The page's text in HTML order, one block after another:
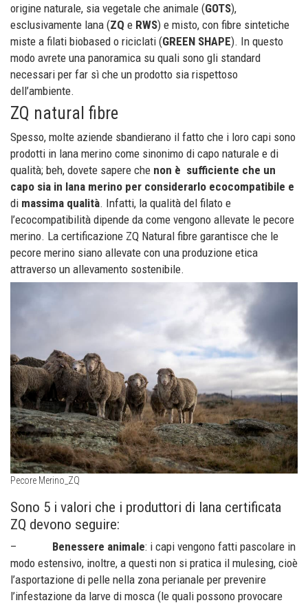
origine naturale, sia vegetale che animale (GOTS),
esclusivamente lana (ZQ e RWS) e misto, con fibre sintetiche
miste a filati biobased o riciclati (GREEN SHAPE). In questo
modo avrete una panoramica su quali sono gli standard
necessari per far sì che un prodotto sia rispettoso
dell’ambiente.
ZQ natural fibre
Spesso, molte aziende sbandierano il fatto che i loro capi sono
prodotti in lana merino come sinonimo di capo naturale e di
qualità; beh, dovete sapere che non è sufficiente che un
capo sia in lana merino per considerarlo ecocompatibile e
di massima qualità. Infatti, la qualità del filato e
l’ecocompatibilità dipende da come vengono allevate le pecore
merino. La certificazione ZQ Natural fibre garantisce che le
pecore merino siano allevate con una produzione etica
attraverso un allevamento sostenibile.
Pecore Merino_ZQ
Sono 5 i valori che i produttori di lana certificata
ZQ devono seguire:
– Benessere animale: i capi vengono fatti pascolare in
modo estensivo, inoltre, a questi non si pratica il mulesing, cioè
l’asportazione di pelle nella zona perianale per prevenire
l’infestazione da larve di mosca (le quali possono provocare